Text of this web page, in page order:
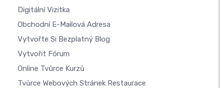
Digitální Vizitka
Obchodní E-Mailová Adresa
Vytvořte Si Bezplatný Blog
Vytvořit Fórum
Online Tvůrce Kurzů
Tvůrce Webových Stránek Restaurace